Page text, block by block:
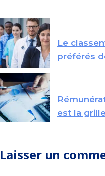
Le
préférés
est la
Laisser un